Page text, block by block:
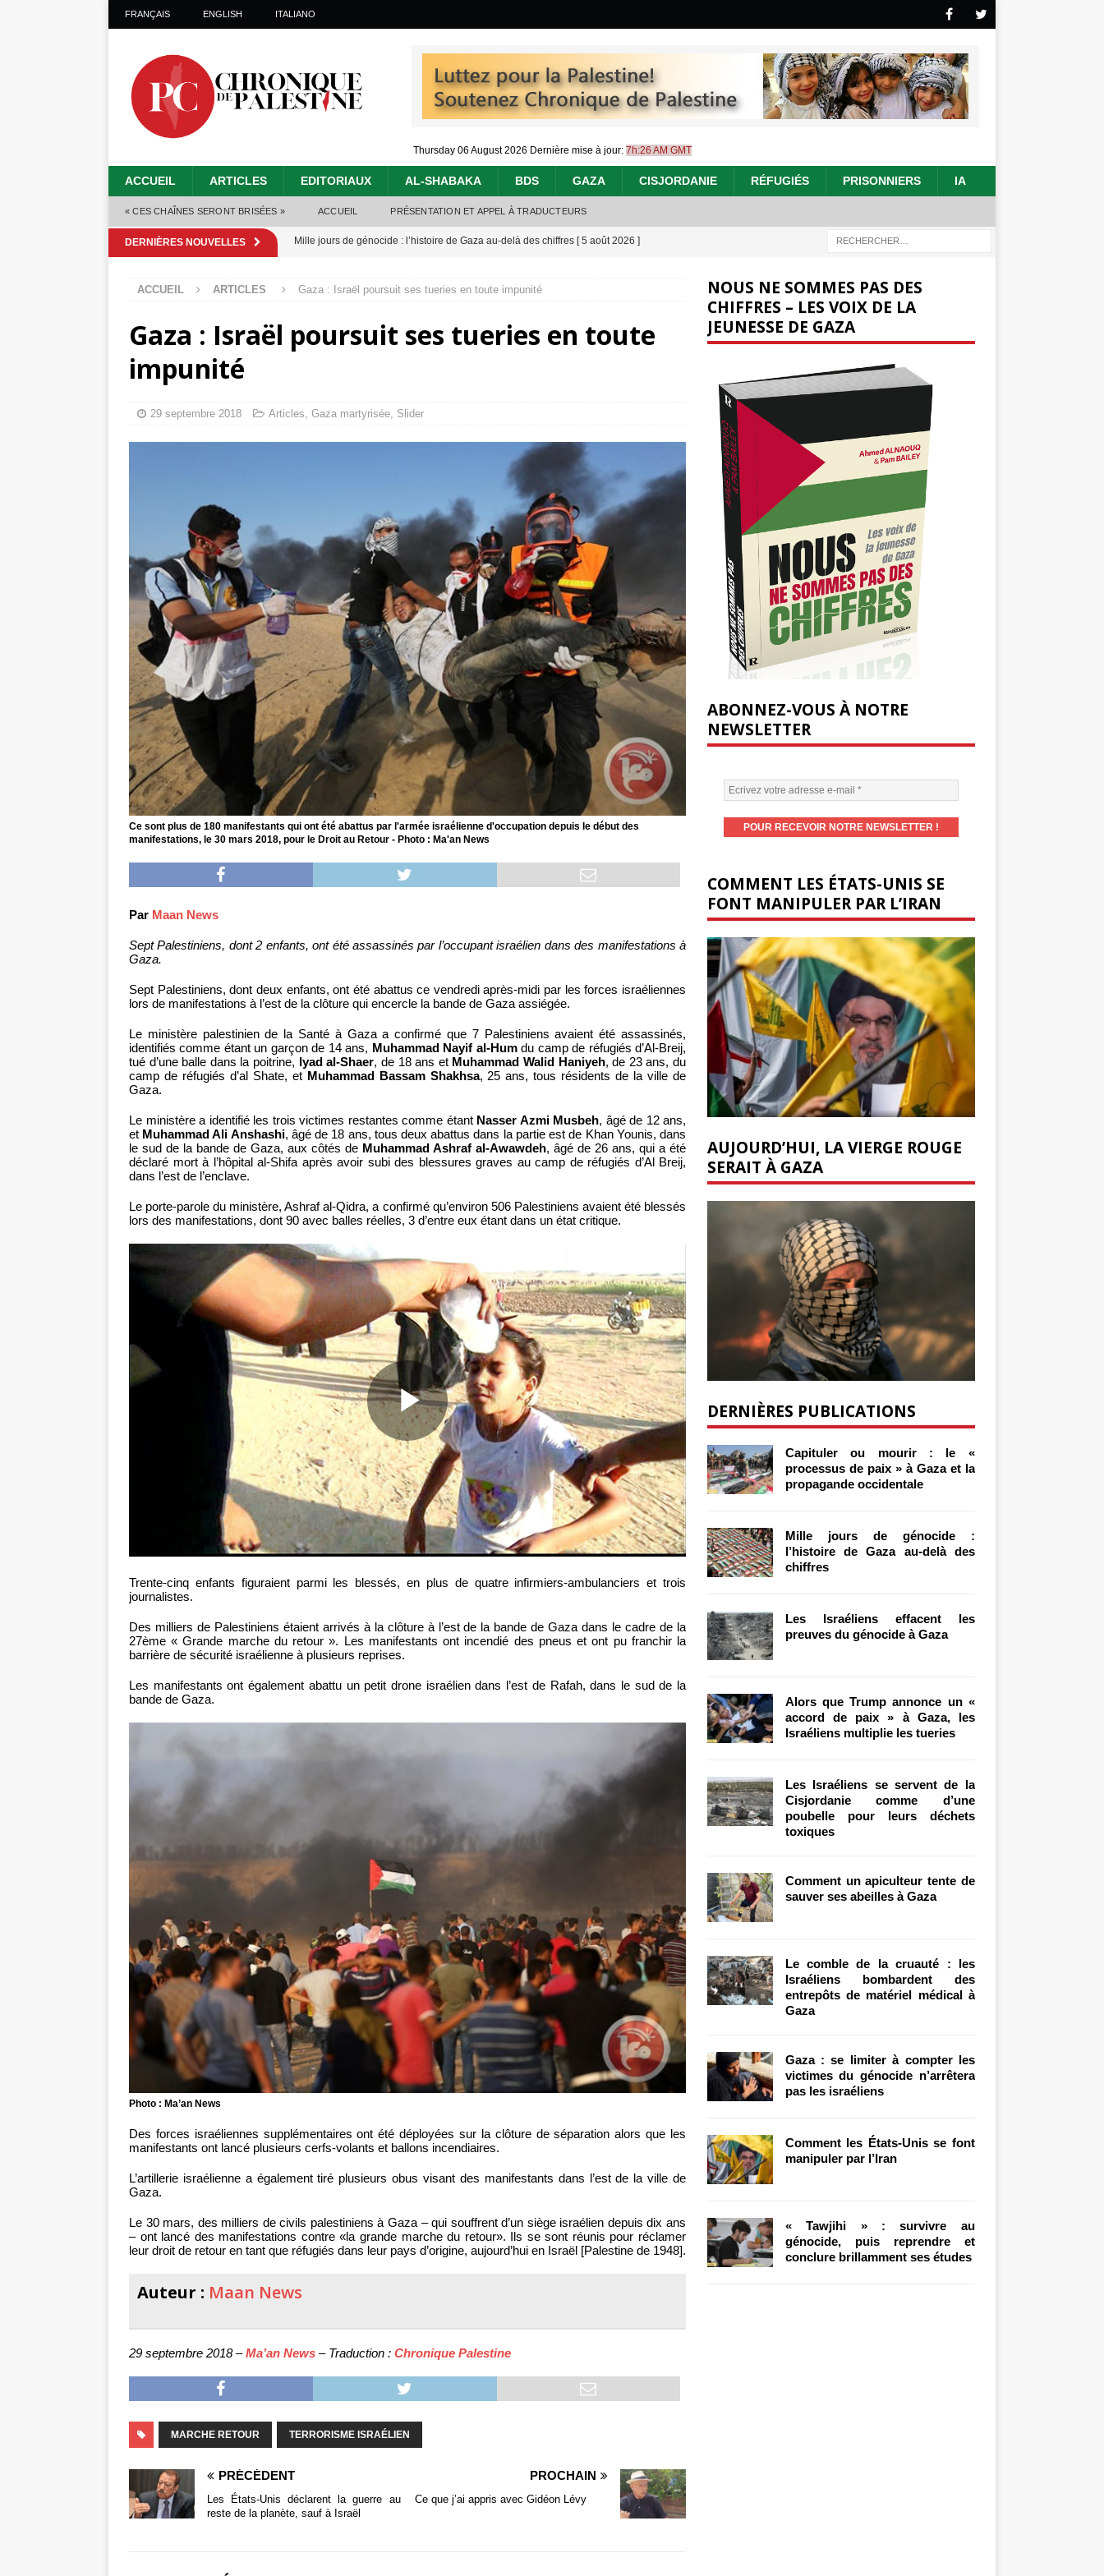
FRANÇAIS ENGLISH ITALIANO
Thursday 06 August 2026 Dernière mise à jour: 7h:26 AM GMT
ACCUEIL ARTICLES EDITORIAUX AL-SHABAKA BDS GAZA CISJORDANIE RÉFUGIÉS PRISONNIERS IA
« CES CHAÎNES SERONT BRISÉES » ACCUEIL PRÉSENTATION ET APPEL À TRADUCTEURS
DERNIÈRES NOUVELLES Mille jours de génocide : l’histoire de Gaza au-delà des chiffres [ 5 août 2026 ]
Alors que Trump annonce un « accord de paix » à Gaza, les Israéliens multiplie les
[ 4 août 2026 ]
Les Israéliens se servent de la Cisjordanie comme d’une poubelle pour leurs déchets
Capituler ou mourir : le « processus de paix » à Gaza et la propagande occidentale
ACCUEIL ARTICLES Gaza : Israël poursuit ses tueries en toute impunité
Gaza : Israël poursuit ses tueries en toute
impunité
29 septembre 2018 Articles, Gaza martyrisée, Slider
Ce sont plus de 180 manifestants qui ont été abattus par l'armée israélienne d'occupation depuis le début des
manifestations, le 30 mars 2018, pour le Droit au Retour - Photo : Ma'an News
Par Maan News
Sept Palestiniens, dont 2 enfants, ont été assassinés par l’occupant israélien dans des manifestations à
Gaza.
Sept Palestiniens, dont deux enfants, ont été abattus ce vendredi après-midi par les forces israéliennes
lors de manifestations à l’est de la clôture qui encercle la bande de Gaza assiégée.
Le ministère palestinien de la Santé à Gaza a confirmé que 7 Palestiniens avaient été assassinés,
identifiés comme étant un garçon de 14 ans, Muhammad Nayif al-Humdu camp de réfugiés d’Al-Breij,
tué d’une balle dans la poitrine, Iyad al-Shaer, de 18 ans et Muhammad Walid Haniyeh, de 23 ans, du
camp de réfugiés d’al Shate, et Muhammad Bassam Shakhsa, 25 ans, tous résidents de la ville de
Gaza.
Le ministère a identifié les trois victimes restantes comme étant Nasser Azmi Musbeh, âgé de 12 ans,
et Muhammad Ali Anshashi, âgé de 18 ans, tous deux abattus dans la partie est de Khan Younis, dans
le sud de la bande de Gaza, aux côtés de Muhammad Ashraf al-Awawdeh, âgé de 26 ans, qui a été
déclaré mort à l’hôpital al-Shifa après avoir subi des blessures graves au camp de réfugiés d’Al Breij,
dans l’est de l’enclave.
Le porte-parole du ministère, Ashraf al-Qidra, a confirmé qu’environ 506 Palestiniens avaient été blessés
lors des manifestations, dont 90 avec balles réelles, 3 d’entre eux étant dans un état critique.
Trente-cinq enfants figuraient parmi les blessés, en plus de quatre infirmiers-ambulanciers et trois
journalistes.
Des milliers de Palestiniens étaient arrivés à la clôture à l’est de la bande de Gaza dans le cadre de la
27ème « Grande marche du retour ». Les manifestants ont incendié des pneus et ont pu franchir la
barrière de sécurité israélienne à plusieurs reprises.
Les manifestants ont également abattu un petit drone israélien dans l’est de Rafah, dans le sud de la
bande de Gaza.
Photo : Ma’an News
Des forces israéliennes supplémentaires ont été déployées sur la clôture de séparation alors que les
manifestants ont lancé plusieurs cerfs-volants et ballons incendiaires.
L’artillerie israélienne a également tiré plusieurs obus visant des manifestants dans l’est de la ville de
Gaza.
Le 30 mars, des milliers de civils palestiniens à Gaza – qui souffrent d’un siège israélien depuis dix ans
– ont lancé des manifestations contre «la grande marche du retour». Ils se sont réunis pour réclamer
leur droit de retour en tant que réfugiés dans leur pays d’origine, aujourd’hui en Israël [Palestine de 1948].
Auteur : Maan News
29 septembre 2018 –Ma’an News – Traduction : Chronique Palestine
MARCHE RETOUR TERRORISME ISRAÉLIEN
PRÉCÉDENT
Les États-Unis déclarent la guerre au
reste de la planète, sauf à Israël
PROCHAIN
Ce que j’ai appris avec Gidéon Lévy
NOUS NE SOMMES PAS DES
CHIFFRES – LES VOIX DE LA
JEUNESSE DE GAZA
ABONNEZ-VOUS À NOTRE
NEWSLETTER
COMMENT LES ÉTATS-UNIS SE
FONT MANIPULER PAR L’IRAN
AUJOURD’HUI, LA VIERGE ROUGE
SERAIT À GAZA
DERNIÈRES PUBLICATIONS
Capituler ou mourir : le «
processus de paix » à Gaza et la
propagande occidentale
Mille jours de génocide :
l’histoire de Gaza au-delà des
chiffres
Les Israéliens effacent les
preuves du génocide à Gaza
Alors que Trump annonce un «
accord de paix » à Gaza, les
Israéliens multiplie les tueries
Les Israéliens se servent de la
Cisjordanie comme d’une
poubelle pour leurs déchets
toxiques
Comment un apiculteur tente de
sauver ses abeilles à Gaza
Le comble de la cruauté : les
Israéliens bombardent des
entrepôts de matériel médical à
Gaza
Gaza : se limiter à compter les
victimes du génocide n’arrêtera
pas les israéliens
Comment les États-Unis se font
manipuler par l’Iran
« Tawjihi » : survivre au
génocide, puis reprendre et
conclure brillamment ses études